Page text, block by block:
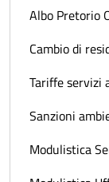
Albo Pretorio
Cambio di
Tariffe servizi
Sanzioni
Modulistica